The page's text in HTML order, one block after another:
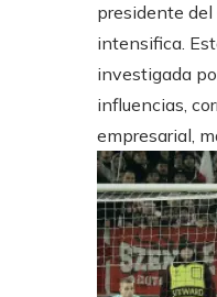
presidente del
intensifica.
investigada
influencias,
empresarial,